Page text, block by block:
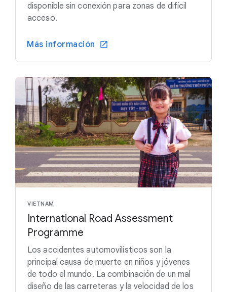
disponible sin conexión para zonas de difícil
acceso.
Más información
VIETNAM
International Road Assessment
Programme
Los accidentes automovilísticos son la
principal causa de muerte en niños y jóvenes
de todo el mundo. La combinación de un mal
diseño de las carreteras y la velocidad de los